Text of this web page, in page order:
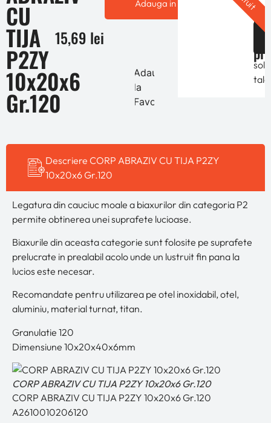
CU
TIJA
P2ZY
10x20x6
Gr.120
15,69 lei
Adauga in cos
Adauga
la
Favorite
de
in
de
tale
Descriere CORP ABRAZIV CU TIJA P2ZY
10x20x6 Gr.120
Legatura din cauciuc moale a biaxurilor din categoria P2
permite obtinerea unei suprafete lucioase.
Biaxurile din aceasta categorie sunt folosite pe suprafete
prelucrate in prealabil acolo unde un lustruit fin pana la
lucios este necesar.
Recomandate pentru utilizarea pe otel inoxidabil, otel,
aluminiu, material turnat, titan.
Granulatie 120
Dimensiune 10x20x40x6mm
CORP ABRAZIV CU TIJA P2ZY 10x20x6 Gr.120
CORP ABRAZIV CU TIJA P2ZY 10x20x6 Gr.120
A2610010206120